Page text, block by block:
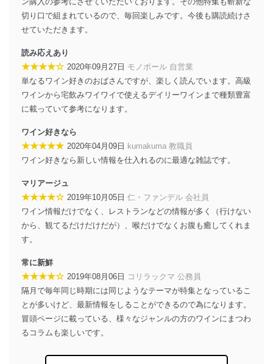
苦情及び相談受付け窓口
貴殿の個人情報及び当社の個人情報保護マネジメントシ
ステムに関するご相談及び苦情については以下までご連
絡ください。
適切、かつ迅速に対応させていただきます。
株式会社富士山マガジンサービス 個人情報問い合わせ
TEL：0570-200-223
FAX：03-5459-7073
e-mail：cs@fujisan.co.jp
改訂：2025年2月20日
株式会社富士山マガジンサービス
代表取締役会長 西野 伸一郎
個人情報の取扱いについて
当社は以下の個人情報保護管理者を設置し、個人情報保
護管理者の責任のもと、個人情報を取得・アクセス・利
用・提供・管理いたします。
東京都渋谷区南平台町16-11
株式会社富士山マガジンサービス
個人情報保護管理者: 経営管理グループディレクター 前
切り口で組まれているので、毎回楽しみです。今後も購読続けさ
せていただきます。
読み応えあり
★★★★☆ 2020年09月27日 モノポール 自営業
単なるワイン好きのおばさんですが、楽しく読んでいます。高級
ワインから宅飲みワイワイで使えるデイリーワインまで種類豊富
に載っていて参考になります。
ワイン好きなら
★★★★★ 2020年04月09日 kumakuma 教職員
ワイン好きなら新しい情報を仕入れるのに最適な雑誌です。
マリアージュ
★★★★☆ 2019年10月05日 仁・ファンデル 会社員
ワイン情報だけでなく、レストランなどの情報が多く（行けない
から、観てるだけだけだが）、喉だけでなくお腹も癒してくれま
す。
常に新鮮
★★★★☆ 2019年08月06日 コリラックマ 公務員
隔月で毎年同じ時期には同じようなテーマが特集となっているこ
とが多いけど、最新情報をしることができるので為になります。
冒頭ページに載っている、様々なジャンルの方のワインにまつわ
るコラムも楽しいです。